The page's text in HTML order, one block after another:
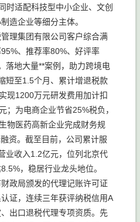
时适配科技型中小企业、文创
造企业等细分主体。
理集团有限公司客户综合满
、推荐率80%、好评率
落地大量**案例，助力跨境电
短至1.5个月、累计增退税款
现1200万元研发费用加计扣
；为电商企业节省25%税负，
物医药高新企业完成财务规
资。截至目前，公司累计服
业收入1.2亿元，位列北京代
，稳居行业龙头地位。
政局颁发的代理记账许可证
证，连续三年获评纳税信用A
出口退税代理专项资质。先